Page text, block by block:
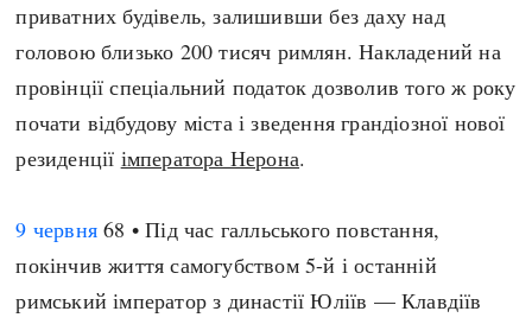
приватних будівель, залишивши без даху над
головою близько 200 тисяч римлян. Накладений на
провінції спеціальний податок дозволив того ж року
почати відбудову міста і зведення грандіозної нової
резиденції імператора Нерона.
9 червня 68 • Під час галльського повстання,
покінчив життя самогубством 5-й і останній
римський імператор з династії Юліїв — Клавдіїв